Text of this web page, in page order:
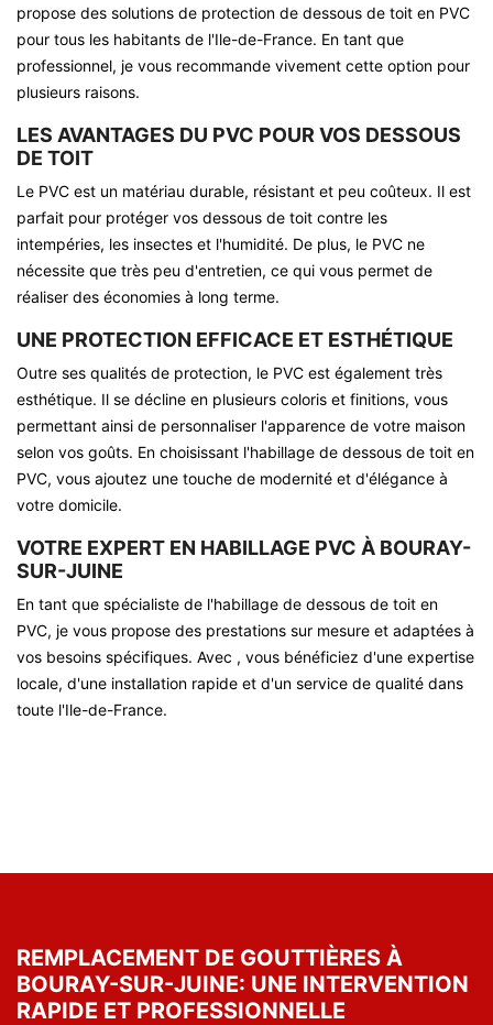
propose des solutions de protection de dessous de toit en PVC
pour tous les habitants de l'Ile-de-France. En tant que
professionnel, je vous recommande vivement cette option pour
plusieurs raisons.
LES AVANTAGES DU PVC POUR VOS DESSOUS
DE TOIT
Le PVC est un matériau durable, résistant et peu coûteux. Il est
parfait pour protéger vos dessous de toit contre les
intempéries, les insectes et l'humidité. De plus, le PVC ne
nécessite que très peu d'entretien, ce qui vous permet de
réaliser des économies à long terme.
UNE PROTECTION EFFICACE ET ESTHÉTIQUE
Outre ses qualités de protection, le PVC est également très
esthétique. Il se décline en plusieurs coloris et finitions, vous
permettant ainsi de personnaliser l'apparence de votre maison
selon vos goûts. En choisissant l'habillage de dessous de toit en
PVC, vous ajoutez une touche de modernité et d'élégance à
votre domicile.
VOTRE EXPERT EN HABILLAGE PVC À BOURAY-
SUR-JUINE
En tant que spécialiste de l'habillage de dessous de toit en
PVC, je vous propose des prestations sur mesure et adaptées à
vos besoins spécifiques. Avec , vous bénéficiez d'une expertise
locale, d'une installation rapide et d'un service de qualité dans
toute l'Ile-de-France.
REMPLACEMENT DE GOUTTIÈRES À
BOURAY-SUR-JUINE: UNE INTERVENTION
RAPIDE ET PROFESSIONNELLE